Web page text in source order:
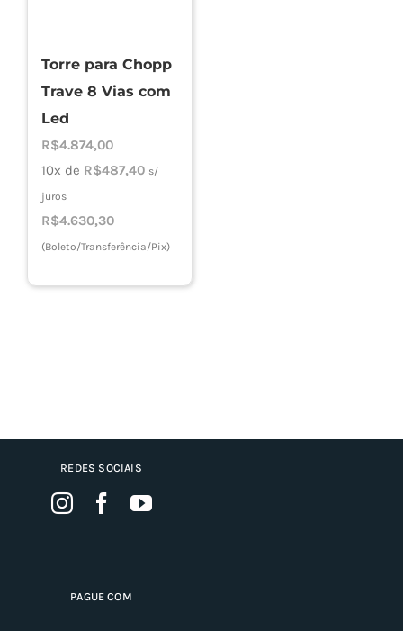
Torre para Chopp
Trave 8 Vias com
Led
R$4.874,00
10x de R$487,40 s/
juros
R$4.630,30
(Boleto/Transferência/Pix)
REDES SOCIAIS
PAGUE COM